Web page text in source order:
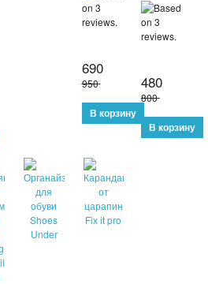
690
950 480
800